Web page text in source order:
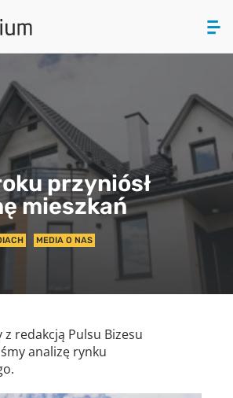
PRODUKTY
O NAS
AKTUALNOŚCI
przyniósł
mieszkań
MEDIA O NAS
z redakcją Pulsu Bizesu
analizę rynku